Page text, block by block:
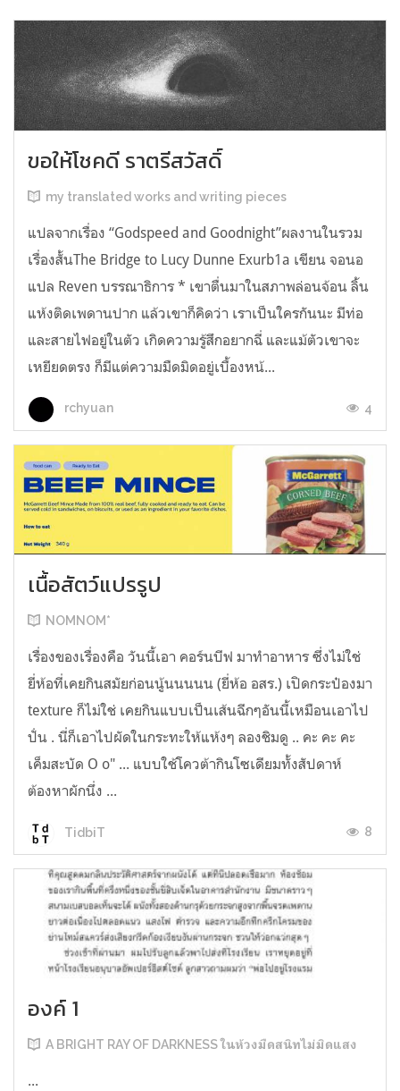
ขอให้โชคดี ราตรีสวัสดิ์
my translated works and writing pieces
แปลจากเรื่อง “Godspeed and Goodnight”ผลงานในรวม
เรื่องสั้นThe Bridge to Lucy Dunne Exurb1a เขียน จอนอ
แปล Reven บรรณาธิการ * เขาตื่นมาในสภาพล่อนจ้อน ลิ้น
แห้งติดเพดานปาก แล้วเขาก็คิดว่า เราเป็นใครกันนะ มีท่อ
และสายไฟอยู่ในตัว เกิดความรู้สึกอยากฉี่ และแม้ตัวเขาจะ
เหยียดตรง ก็มีแต่ความมืดมิดอยู่เบื้องหน้...
rchyuan 4
เนื้อสัตว์แปรรูป
NOMNOM*
เรื่องของเรื่องคือ วันนี้เอา คอร์นบีฟ มาทำอาหาร ซึ่งไม่ใช่
ยี่ห้อที่เคยกินสมัยก่อนนู้นนนนน (ยี่ห้อ อสร.) เปิดกระป๋องมา
texture ก็ไม่ใช่ เคยกินแบบเป็นเส้นฉีกๆอันนี้เหมือนเอาไป
ปั่น . นี่ก็เอาไปผัดในกระทะให้แห้งๆ ลองชิมดู .. คะ คะ คะ
เค็มสะบัด O o" ... แบบใช้โควต้ากินโซเดียมทั้งสัปดาห์
ต้องหาผักนึ่ง ...
TidbiT 8
องค์ 1
A BRIGHT RAY OF DARKNESS ในห้วงมืดสนิทไม่มิดแสง
...